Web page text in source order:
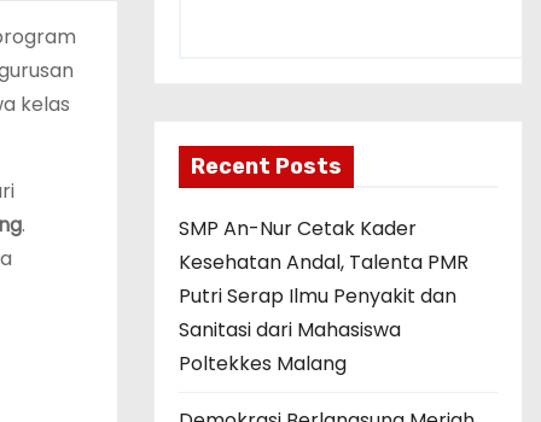
kelas
.
Recent Posts
SMP An-Nur Cetak Kader
Kesehatan Andal, Talenta PMR
Putri Serap Ilmu Penyakit dan
Sanitasi dari Mahasiswa
Poltekkes Malang